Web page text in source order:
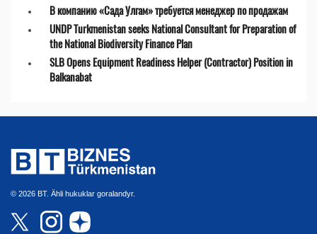
В компанию «Сада Улгам» требуется менеджер по продажам
UNDP Turkmenistan seeks National Consultant for Preparation of
the National Biodiversity Finance Plan
SLB Opens Equipment Readiness Helper (Contractor) Position in
Balkanabat
© 2026 BT. Ähli hukuklar goralandyr.